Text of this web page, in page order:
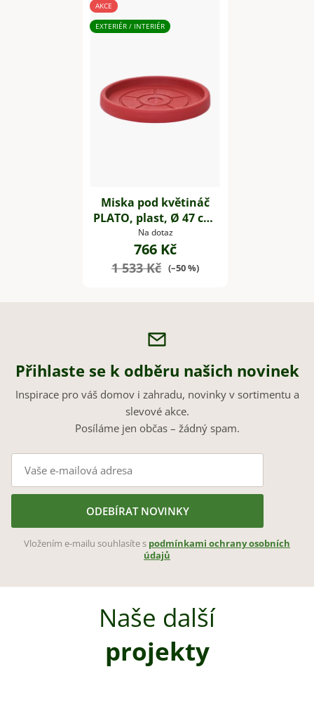
AKCE
EXTERIÉR / INTERIÉR
Miska pod květináč
PLATO, plast, Ø 47 cm,
červená
Na dotaz
766 Kč
1 533 Kč (–50 %)
Přihlaste se k odběru našich novinek
Inspirace pro váš domov i zahradu, novinky v sortimentu a
slevové akce.
Posíláme jen občas – žádný spam.
ODEBÍRAT NOVINKY
Vložením e-mailu souhlasíte s podmínkami ochrany osobních
údajů
Naše další
projekty